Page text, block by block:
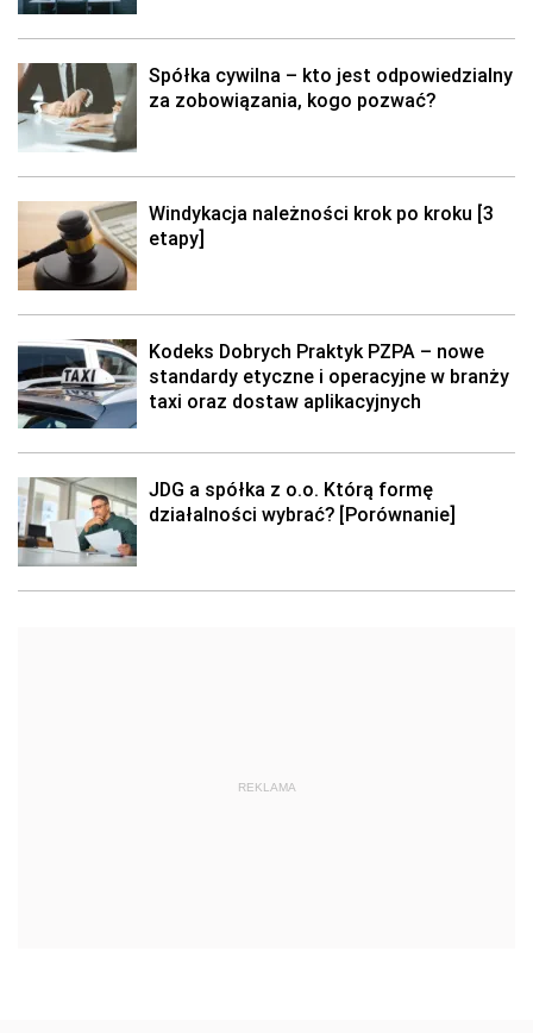
Spółka cywilna – kto jest odpowiedzialny
za zobowiązania, kogo pozwać?
Windykacja należności krok po kroku [3
etapy]
Kodeks Dobrych Praktyk PZPA – nowe
standardy etyczne i operacyjne w branży
taxi oraz dostaw aplikacyjnych
JDG a spółka z o.o. Którą formę
działalności wybrać? [Porównanie]
REKLAMA